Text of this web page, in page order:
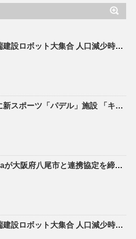
建設ロボット大集合 人口 減少時代の建設現場を救え! – ASCII.jp
調布に新スポーツ「パデル」施設 「キャプテン翼」高橋陽一さん手がける – 調布経済新聞
akippaが大阪府八尾市と連携協定を締結！駐車場シェアを活かしたにぎわいの創出と関係
建設ロボット大集合 人口 減少時代の建設現場を救え！ – YouTube